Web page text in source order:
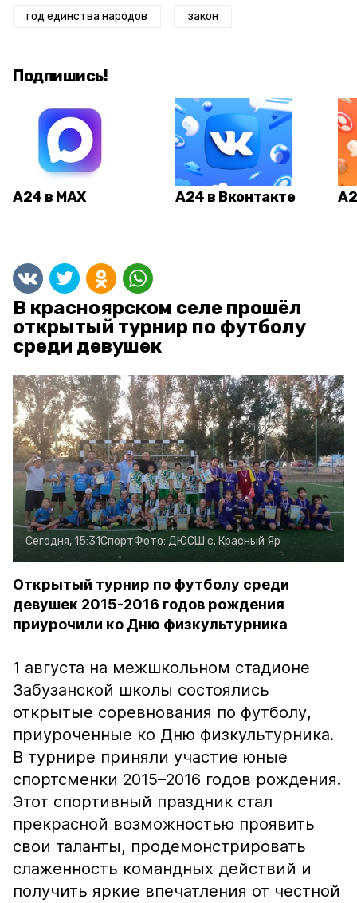
год единства народов закон
Подпишись!
А24 в MAX А24 в Вконтакте
В красноярском селе прошёл
открытый турнир по футболу
среди девушек
Сегодня, 15:31СпортФото: ДЮСШ с. Красный Яр
Открытый турнир по футболу среди
девушек 2015-2016 годов рождения
приурочили ко Дню физкультурника
1 августа на межшкольном стадионе
Забузанской школы состоялись
открытые соревнования по футболу,
приуроченные ко Дню физкультурника.
В турнире приняли участие юные
спортсменки 2015–2016 годов рождения.
Этот спортивный праздник стал
прекрасной возможностью проявить
свои таланты, продемонстрировать
слаженность командных действий и
получить яркие впечатления от честной